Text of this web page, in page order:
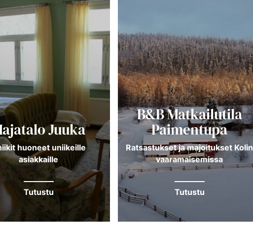
Juuka
huoneet uniikeille
asiakkaille
Tutustu
B&B Matkailutila
Paimentupa
Ratsastukset ja majoitukset Kolin
vaaramaisemissa
Tutustu